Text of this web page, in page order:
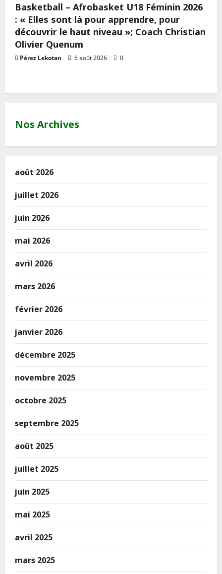
Basketball – Afrobasket U18 Féminin 2026
: « Elles sont là pour apprendre, pour
découvrir le haut niveau »; Coach Christian
Olivier Quenum
Pérez Lekotan 6 août 2026 0
Nos Archives
août 2026
juillet 2026
juin 2026
mai 2026
avril 2026
mars 2026
février 2026
janvier 2026
décembre 2025
novembre 2025
octobre 2025
septembre 2025
août 2025
juillet 2025
juin 2025
mai 2025
avril 2025
mars 2025